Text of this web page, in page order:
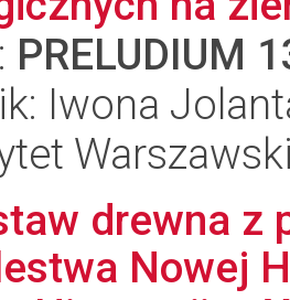
PRELUDIUM
Iwona
drewna z
Nowej